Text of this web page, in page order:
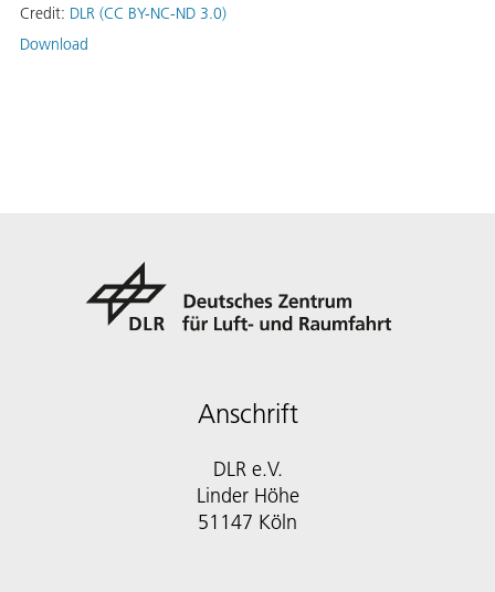
Credit: DLR (CC BY-NC-ND 3.0)
Download
Anschrift
DLR e.V.
Linder Höhe
51147 Köln